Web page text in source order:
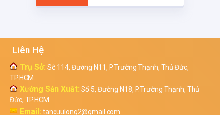
Liên Hệ
Trụ Sở: Số 114, Đường N11, P.Trường Thạnh, Thủ Đức,
TP.HCM.
Xưởng Sản Xuất: Số 5, Đường N18, P.Trường Thạnh, Thủ
Đức, TP.HCM.
Email: tancuulong2@gmail.com